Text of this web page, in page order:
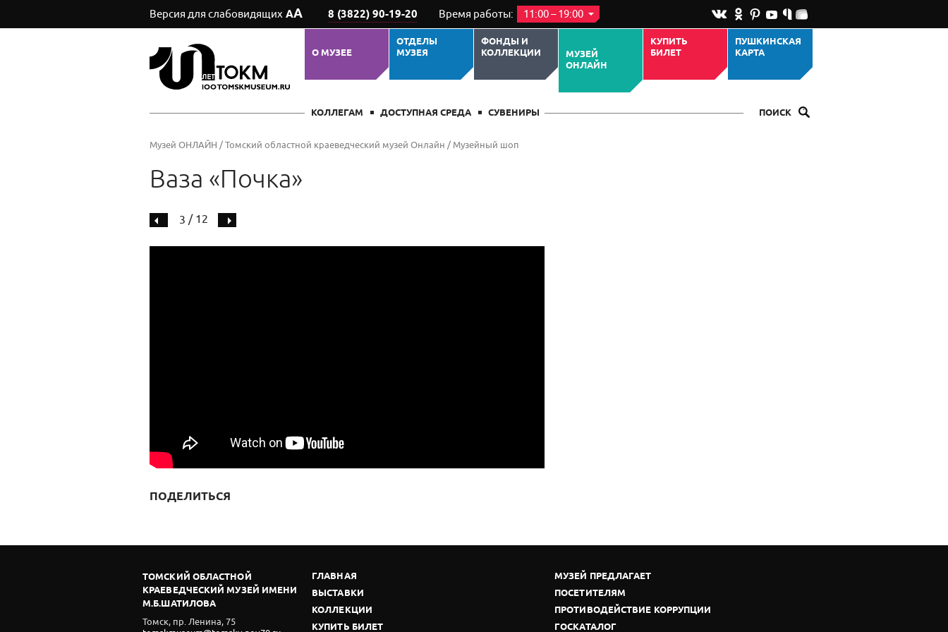
Версия для слабовидящих АА 8 (3822) 90-19-20 Время работы: 11:00 – 19:00
О МУЗЕЕ
ОТДЕЛЫ
МУЗЕЯ
ФОНДЫ И
КОЛЛЕКЦИИ
МУЗЕЙ
ОНЛАЙН
КУПИТЬ
БИЛЕТ
ПУШКИНСКАЯ
КАРТА
КОЛЛЕГАМ ДОСТУПНАЯ СРЕДА СУВЕНИРЫ ПОИСК
Музей ОНЛАЙН /Томский областной краеведческий музей Онлайн / Музейный шоп
Ваза «Почка»
3 / 12
ПОДЕЛИТЬСЯ
ТОМСКИЙ ОБЛАСТНОЙ
КРАЕВЕДЧЕСКИЙ МУЗЕЙ ИМЕНИ
М.Б.ШАТИЛОВА
Томск, пр. Ленина, 75
ГЛАВНАЯ
МУЗЕЙ ПРЕДЛАГАЕТ
ВЫСТАВКИ
ПОСЕТИТЕЛЯМ
КОЛЛЕКЦИИ
ПРОТИВОДЕЙСТВИЕ КОРРУПЦИИ
КУПИТЬ БИЛЕТ
ГОСКАТАЛОГ